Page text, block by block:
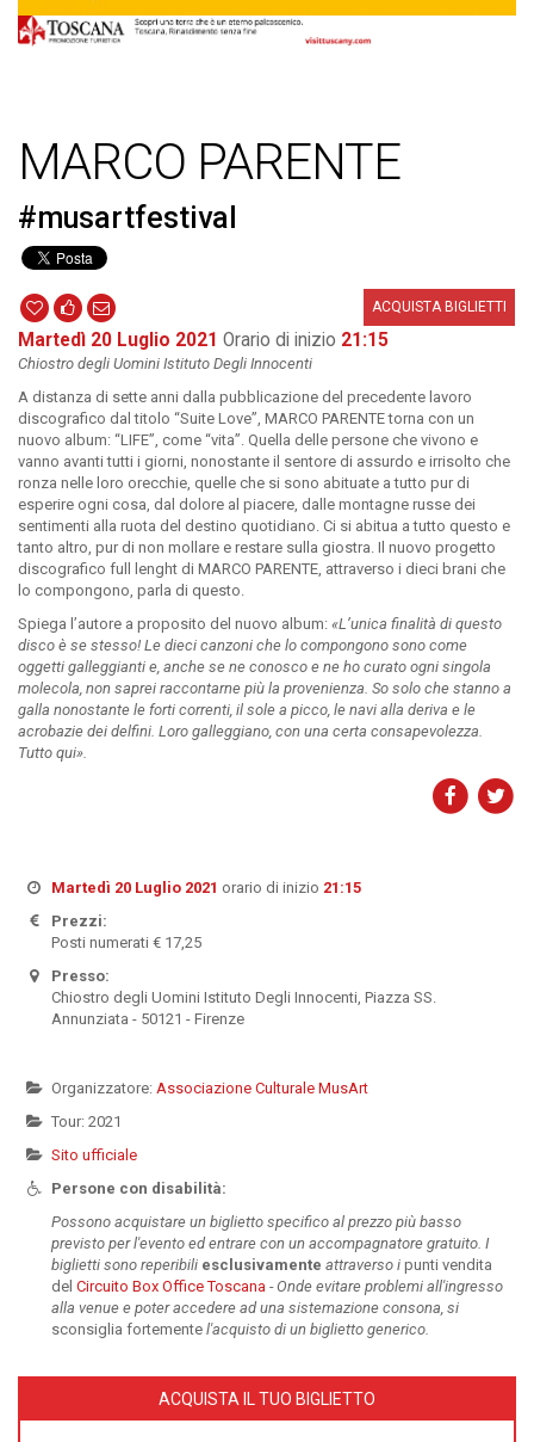
MARCO PARENTE
#musartfestival
ACQUISTA BIGLIETTI
Martedì 20 Luglio 2021 Orario di inizio 21:15
Chiostro degli Uomini Istituto Degli Innocenti
A distanza di sette anni dalla pubblicazione del precedente lavoro
discografico dal titolo “Suite Love”, MARCO PARENTE torna con un
nuovo album: “LIFE”, come “vita”. Quella delle persone che vivono e
vanno avanti tutti i giorni, nonostante il sentore di assurdo e irrisolto che
ronza nelle loro orecchie, quelle che si sono abituate a tutto pur di
esperire ogni cosa, dal dolore al piacere, dalle montagne russe dei
sentimenti alla ruota del destino quotidiano. Ci si abitua a tutto questo e
tanto altro, pur di non mollare e restare sulla giostra. Il nuovo progetto
discografico full lenght di MARCO PARENTE, attraverso i dieci brani che
lo compongono, parla di questo.
Spiega l’autore a proposito del nuovo album: «L’unica finalità di questo
disco è se stesso! Le dieci canzoni che lo compongono sono come
oggetti galleggianti e, anche se ne conosco e ne ho curato ogni singola
molecola, non saprei raccontarne più la provenienza. So solo che stanno a
galla nonostante le forti correnti, il sole a picco, le navi alla deriva e le
acrobazie dei delfini. Loro galleggiano, con una certa consapevolezza.
Tutto qui».
Martedì 20 Luglio 2021 orario di inizio 21:15
Prezzi:
Posti numerati € 17,25
Presso:
Chiostro degli Uomini Istituto Degli Innocenti, Piazza SS.
Annunziata - 50121 - Firenze
Organizzatore: Associazione Culturale MusArt
Tour: 2021
Sito ufficiale
Persone con disabilità:
Possono acquistare un biglietto specifico al prezzo più basso
previsto per l'evento ed entrare con un accompagnatore gratuito. I
biglietti sono reperibili esclusivamente attraverso i punti vendita
del Circuito Box Office Toscana -Onde evitare problemi all'ingresso
alla venue e poter accedere ad una sistemazione consona, si
sconsiglia fortemente l'acquisto di un biglietto generico.
ACQUISTA IL TUO BIGLIETTO